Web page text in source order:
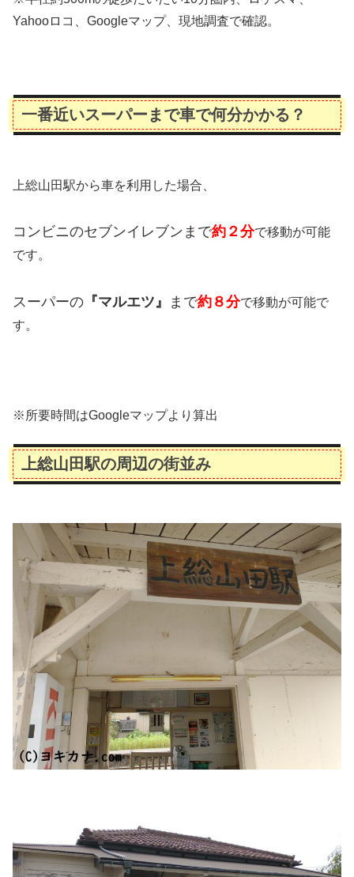
Yahooロコ、Googleマップ、現地調査で確認。
一番近いスーパーまで車で何分かかる？
上総山田駅から車を利用した場合、
コンビニのセブンイレブンまで約２分で移動が可能
です。
スーパーの 『マルエツ』 まで約８分で移動が可能で
す。
※所要時間はGoogleマップより算出
上総山田駅の周辺の街並み